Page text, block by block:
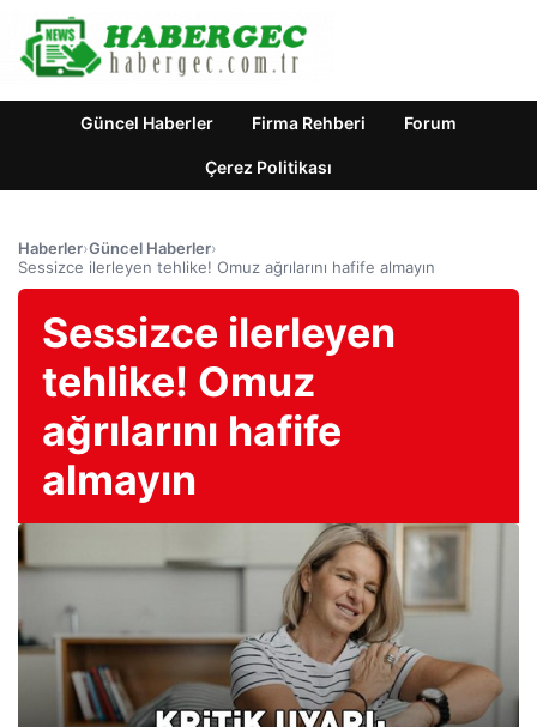
Güncel Haberler Firma Rehberi Forum
Çerez Politikası
Haberler›Güncel Haberler›
Sessizce ilerleyen tehlike! Omuz ağrılarını hafife almayın
Sessizce ilerleyen
tehlike! Omuz
ağrılarını hafife
almayın